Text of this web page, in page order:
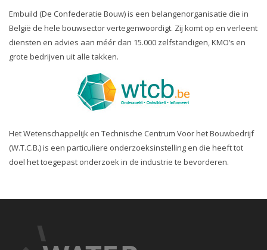
Embuild (De Confederatie Bouw) is een belangenorganisatie die in
België de hele bouwsector vertegenwoordigt. Zij komt op en verleent
diensten en advies aan méér dan 15.000 zelfstandigen, KMO’s en
grote bedrijven uit alle takken.
Het Wetenschappelijk en Technische Centrum Voor het Bouwbedrijf
(W.T.C.B.) is een particuliere onderzoeksinstelling en die heeft tot
doel het toegepast onderzoek in de industrie te bevorderen.